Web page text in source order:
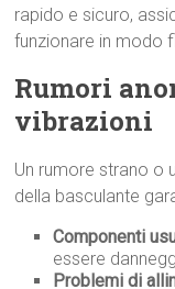
rapido e sicuro,
funzionare in modo
Rumori
vibrazioni
Un rumore strano o
della basculante
Componenti
essere
Problemi di